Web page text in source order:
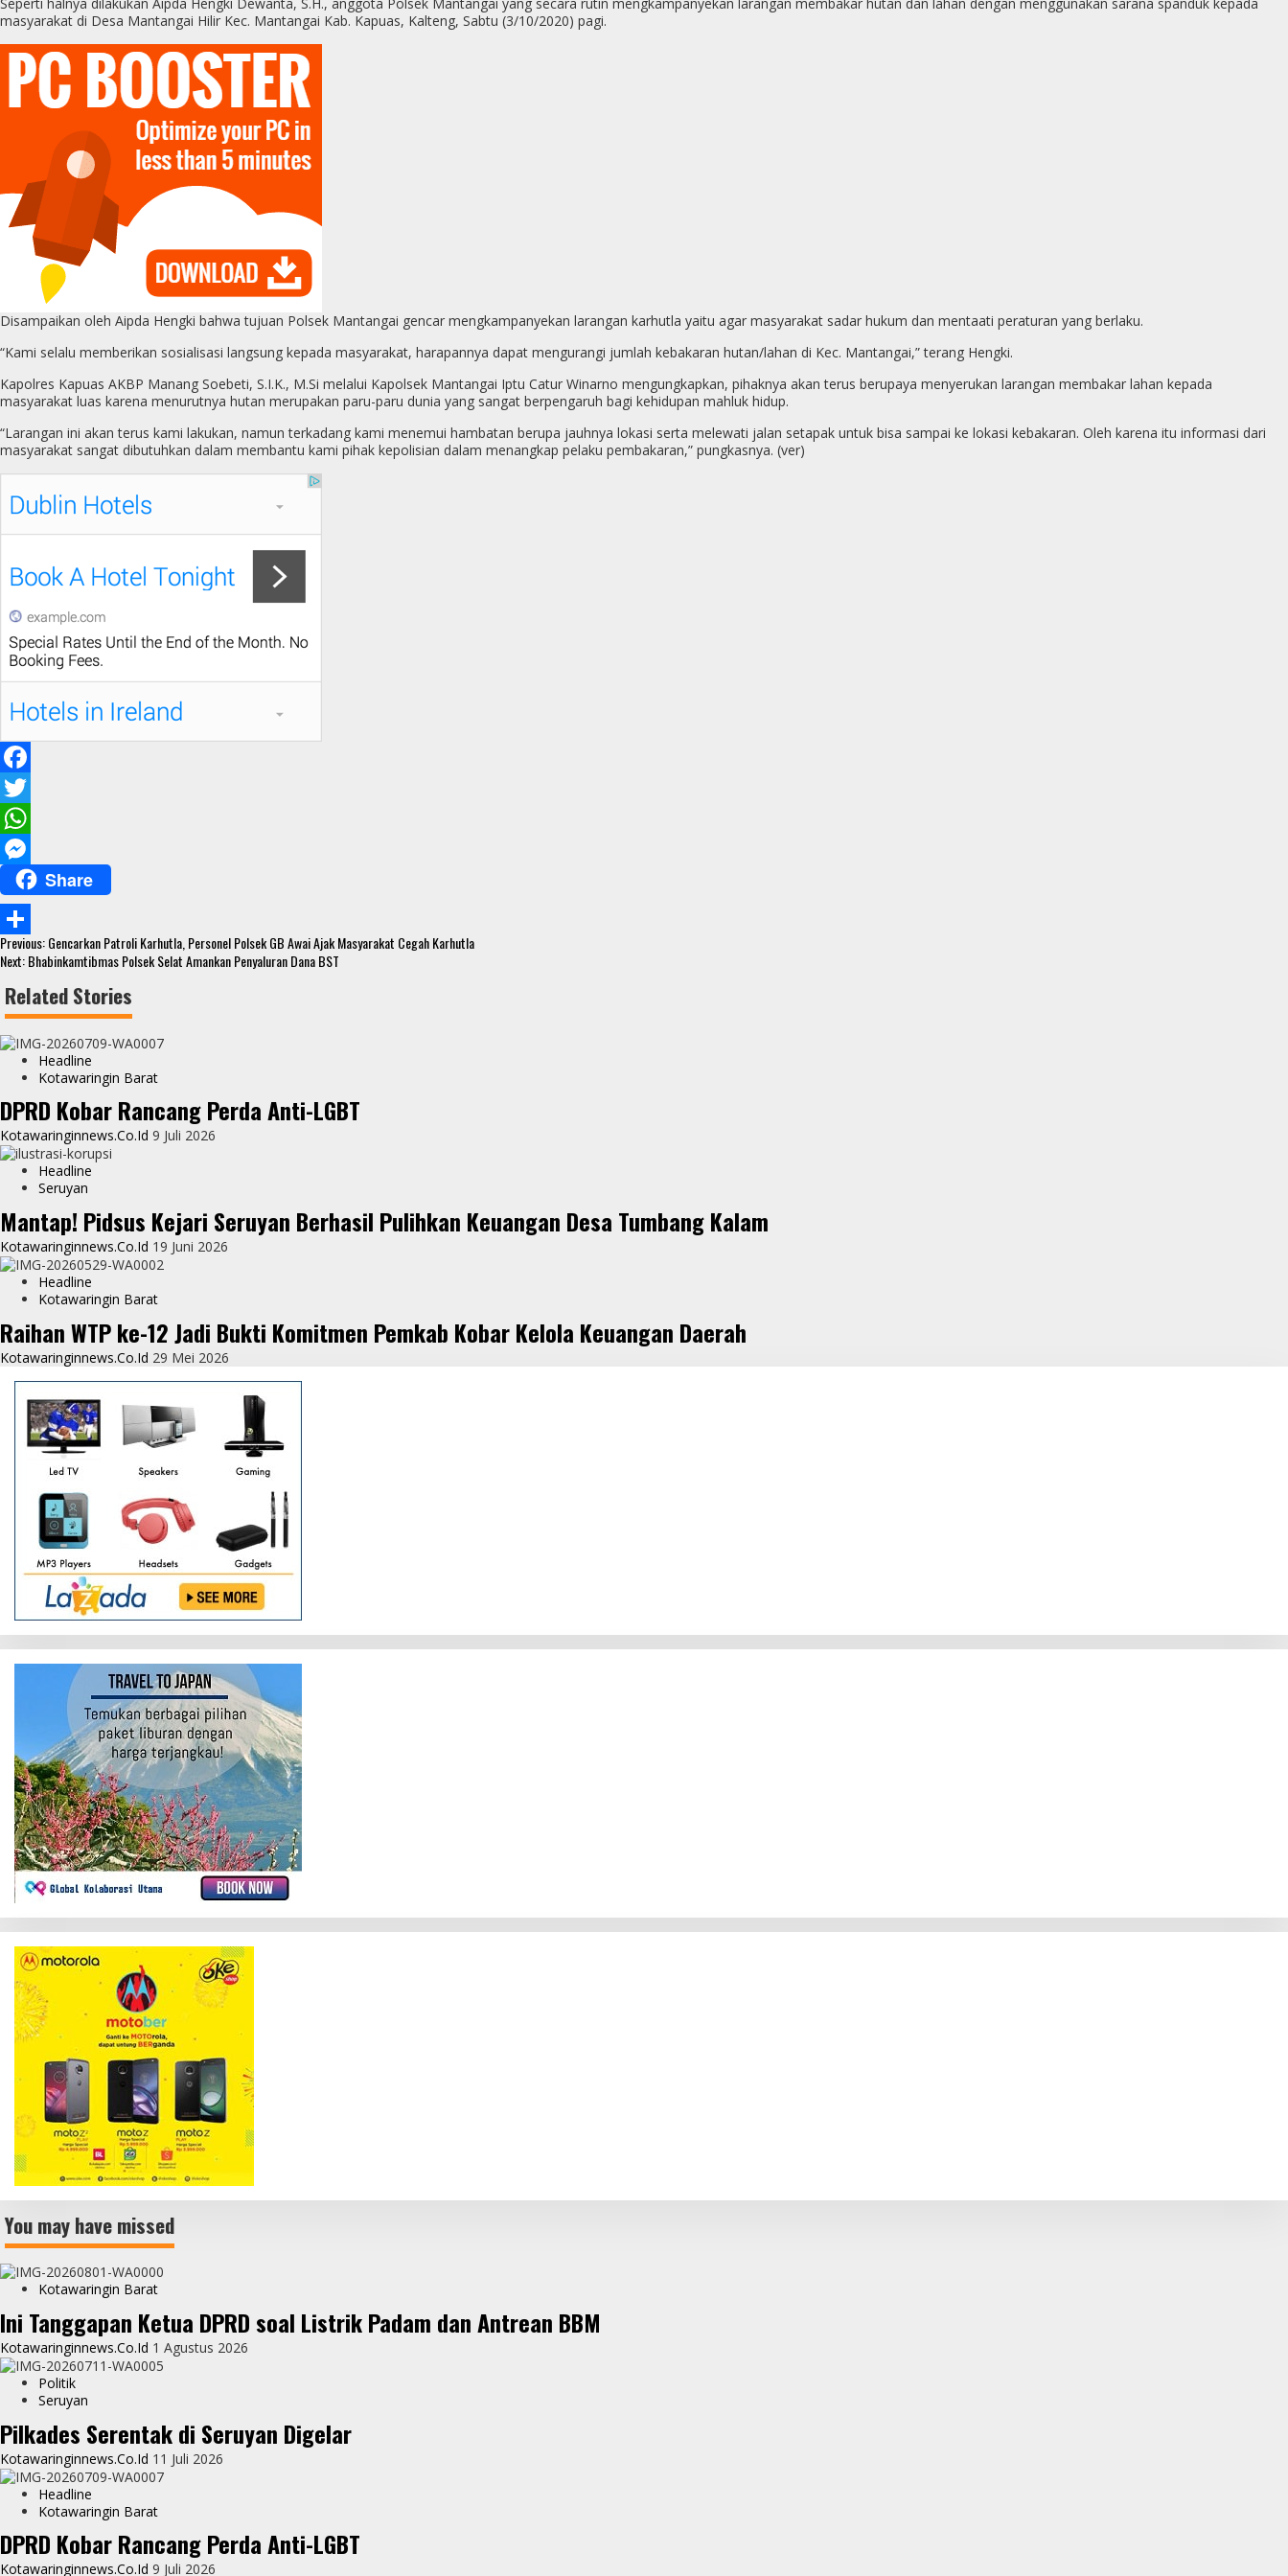
masyarakat di Desa Mantangai Hilir Kec. Mantangai Kab. Kapuas, Kalteng, Sabtu (3/10/2020) pagi.
Disampaikan oleh Aipda Hengki bahwa tujuan Polsek Mantangai gencar mengkampanyekan larangan karhutla yaitu agar masyarakat sadar hukum dan mentaati peraturan yang berlaku.
“Kami selalu memberikan sosialisasi langsung kepada masyarakat, harapannya dapat mengurangi jumlah kebakaran hutan/lahan di Kec. Mantangai,” terang Hengki.
Kapolres Kapuas AKBP Manang Soebeti, S.I.K., M.Si melalui Kapolsek Mantangai Iptu Catur Winarno mengungkapkan, pihaknya akan terus berupaya menyerukan larangan membakar lahan kepada
masyarakat luas karena menurutnya hutan merupakan paru-paru dunia yang sangat berpengaruh bagi kehidupan mahluk hidup.
“Larangan ini akan terus kami lakukan, namun terkadang kami menemui hambatan berupa jauhnya lokasi serta melewati jalan setapak untuk bisa sampai ke lokasi kebakaran. Oleh karena itu informasi dari
masyarakat sangat dibutuhkan dalam membantu kami pihak kepolisian dalam menangkap pelaku pembakaran,” pungkasnya. (ver)
F
a
c
b
o
o
k
T
w
t
t
e
W
a
t
s
A
p
e
s
s
e
n
r
Share
S
a
r
Continue
Reading
Previous:Gencarkan Patroli Karhutla, Personel Polsek GB Awai Ajak Masyarakat Cegah Karhutla
Next:Bhabinkamtibmas Polsek Selat Amankan Penyaluran Dana BST
Related Stories
Headline
Kotawaringin Barat
DPRD Kobar Rancang Perda Anti-LGBT
Kotawaringinnews.co.id 9 Juli 2026
Headline
Seruyan
Mantap! Pidsus Kejari Seruyan Berhasil Pulihkan Keuangan Desa Tumbang Kalam
Kotawaringinnews.co.id 19 Juni 2026
Headline
Kotawaringin Barat
Raihan WTP ke-12 Jadi Bukti Komitmen Pemkab Kobar Kelola Keuangan Daerah
Kotawaringinnews.co.id 29 Mei 2026
You may have missed
Kotawaringin Barat
Ini Tanggapan Ketua DPRD soal Listrik Padam dan Antrean BBM
Kotawaringinnews.co.id 1 Agustus 2026
Politik
Seruyan
Pilkades Serentak di Seruyan Digelar
Kotawaringinnews.co.id 11 Juli 2026
Headline
Kotawaringin Barat
DPRD Kobar Rancang Perda Anti-LGBT
Kotawaringinnews.co.id 9 Juli 2026
p